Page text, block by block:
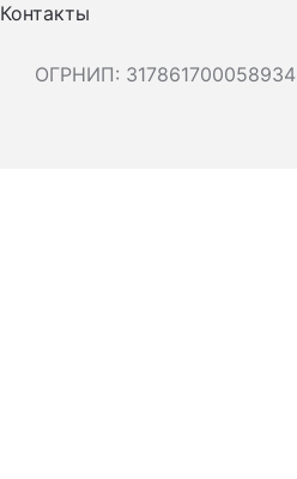
Контакты
ОГРНИП: 317861700058934